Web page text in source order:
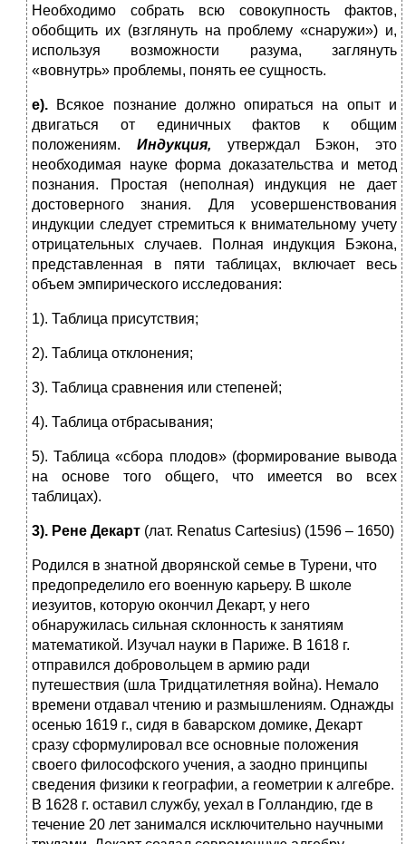
Необходимо собрать всю совокупность фактов,
обобщить их (взглянуть на проблему «снаружи») и,
используя возможности разума, заглянуть
«вовнутрь» проблемы, понять ее сущность.
е).
Всякое познание должно опираться на опыт и
двигаться от единичных фактов к общим
положениям.
Индукция, утверждал Бэкон, это
необходимая науке форма доказательства и метод
познания. Простая (неполная) индукция не дает
достоверного знания. Для усовершенствования
индукции следует стремиться к внимательному учету
отрицательных случаев. Полная индукция Бэкона,
представленная в пяти таблицах, включает весь
объем эмпирического исследования:
1). Таблица присутствия;
2). Таблица отклонения;
3). Таблица сравнения или степеней;
4). Таблица отбрасывания;
5). Таблица «сбора плодов» (формирование вывода
на основе того общего, что имеется во всех
таблицах).
3). Рене Декарт (лат. Renatus Cartesius) (1596 – 1650)
Родился в знатной дворянской семье в Турени, что
предопределило его военную карьеру. В школе
иезуитов, которую окончил Декарт, у него
обнаружилась сильная склонность к занятиям
математикой. Изучал науки в Париже. В 1618 г.
отправился добровольцем в армию ради
путешествия (шла Тридцатилетняя война). Немало
времени отдавал чтению и размышлениям. Однажды
осенью 1619 г., сидя в баварском домике, Декарт
сразу сформулировал все основные положения
своего философского учения, а заодно принципы
сведения физики к географии, а геометрии к алгебре.
В 1628 г. оставил службу, уехал в Голландию, где в
течение 20 лет занимался исключительно научными